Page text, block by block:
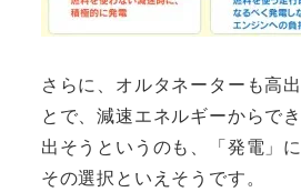
さらに、オルタネーターも高
とで、減速エネルギーからで
出そうというのも、「発電」
その選択といえそうです。